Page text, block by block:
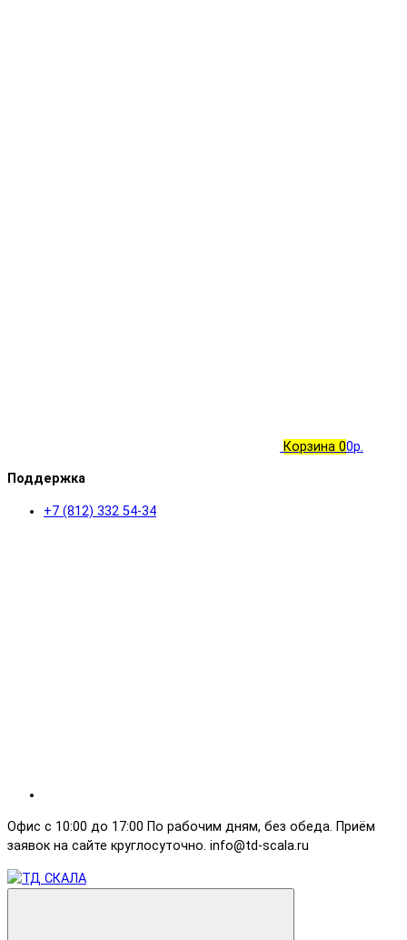
Корзина 00р.
Поддержка
+7 (812) 332 54-34
Офис с 10:00 до 17:00 По рабочим дням, без обеда. Приём
заявок на сайте круглосуточно. info@td-scala.ru